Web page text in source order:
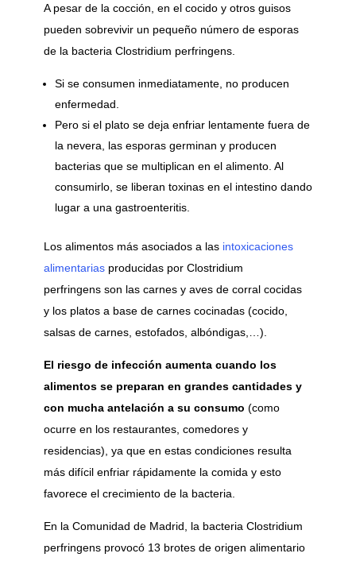
A pesar de la cocción, en el cocido y otros guisos
pueden sobrevivir un pequeño número de esporas
de la bacteria Clostridium perfringens.
Si se consumen inmediatamente, no producen
enfermedad.
Pero si el plato se deja enfriar lentamente fuera de
la nevera, las esporas germinan y producen
bacterias que se multiplican en el alimento. Al
consumirlo, se liberan toxinas en el intestino dando
lugar a una gastroenteritis.
Los alimentos más asociados a las intoxicaciones
alimentariasproducidas por Clostridium
perfringens son las carnes y aves de corral cocidas
y los platos a base de carnes cocinadas (cocido,
salsas de carnes, estofados, albóndigas,…).
El riesgo de infección aumenta cuando los
alimentos se preparan en grandes cantidades y
con mucha antelación a su consumo (como
ocurre en los restaurantes, comedores y
residencias), ya que en estas condiciones resulta
más difícil enfriar rápidamente la comida y esto
favorece el crecimiento de la bacteria.
En la Comunidad de Madrid, la bacteria Clostridium
perfringens provocó 13 brotes de origen alimentario